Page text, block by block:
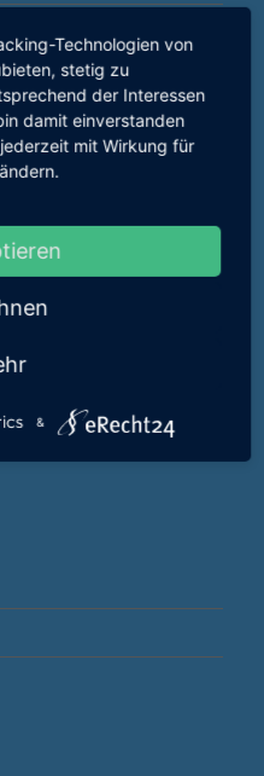
Leaflet
Technologien von
stetig zu
der Interessen
damit einverstanden
mit Wirkung für
&